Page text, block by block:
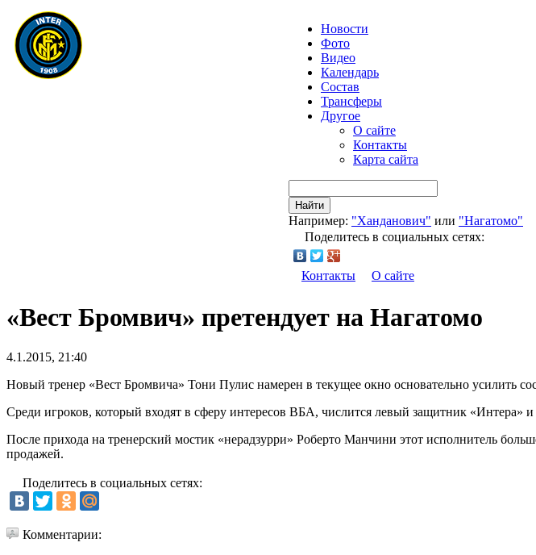
Новости
Фото
Видео
Календарь
Состав
Трансферы
Другое
О сайте
Контакты
Карта сайта
Найти
Например: "Ханданович" или "Нагатомо"
Поделитесь в социальных сетях:
Контакты О сайте
«Вест Бромвич» претендует на Нагатомо
4.1.2015, 21:40
Новый тренер «Вест Бромвича» Тони Пулис намерен в текущее окно основательно усилить
Среди игроков, который входят в сферу интересов ВБА, числится левый защитник
После прихода на тренерский мостик «нерадзурри» Роберто Манчини этот исполнитель
продажей.
Поделитесь в социальных сетях:
Комментарии: